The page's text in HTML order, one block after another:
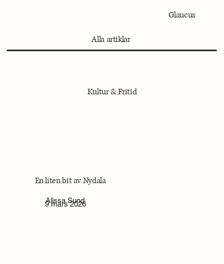
Glaucus
Alla artiklar
Kultur&Fritid
En liten bit av Nydala
Alissa Sund
9 mars 2026